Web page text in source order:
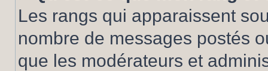
Les rangs qui apparaissent
nombre de messages postés
que les modérateurs et